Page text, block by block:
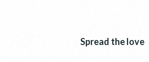
Spread the love